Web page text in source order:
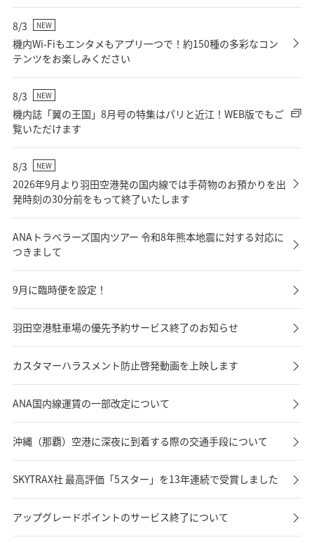
8/3 NEW
機内Wi-Fiもエンタメもアプリ一つで！約150種の多彩なコン
テンツをお楽しみください
8/3 NEW
機内誌「翼の王国」8月号の特集はパリと近江！WEB版でもご
覧いただけます
8/3 NEW
2026年9月より羽田空港発の国内線では手荷物のお預かりを出
発時刻の30分前をもって終了いたします
ANAトラベラーズ国内ツアー 令和8年熊本地震に対する対応に
つきまして
9月に臨時便を設定！
羽田空港駐車場の優先予約サービス終了のお知らせ
カスタマーハラスメント防止啓発動画を上映します
ANA国内線運賃の一部改定について
沖縄（那覇）空港に深夜に到着する際の交通手段について
SKYTRAX社 最高評価「5スター」を13年連続で受賞しました
アップグレードポイントのサービス終了について